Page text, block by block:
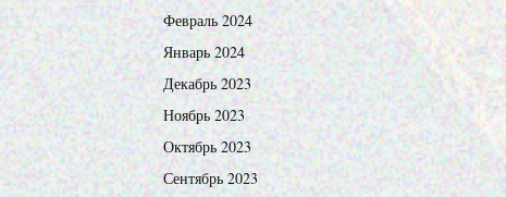
Февраль 2024
Январь 2024
Декабрь 2023
Ноябрь 2023
Октябрь 2023
Сентябрь 2023